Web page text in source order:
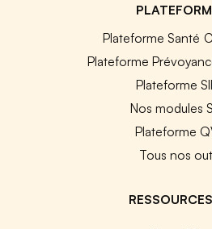
Plateforme Santé
Plateforme
Plateforme
Nos modules
Plateforme
Tous nos